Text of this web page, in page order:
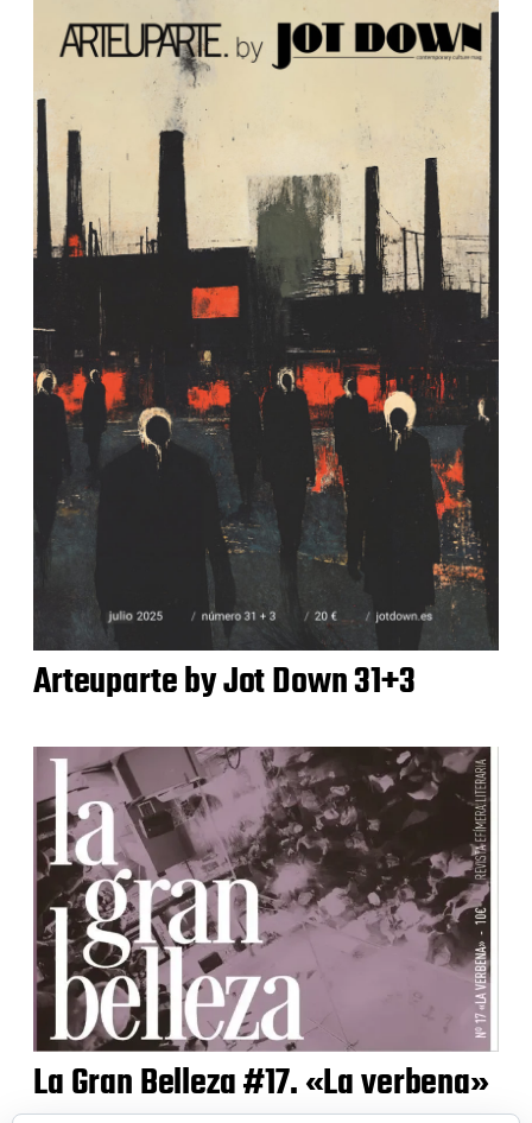
Arteuparte by Jot Down 31+3
La Gran Belleza #17. «La verbena»